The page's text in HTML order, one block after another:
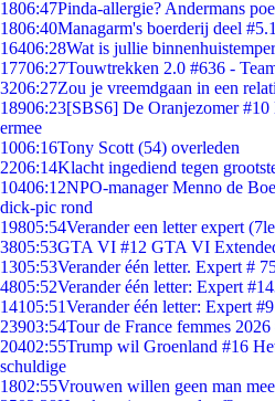
1806:47Pinda-allergie? Andermans
1806:40Managarm's boerderij deel #5.1
16406:28Wat is jullie
17706:27Touwtrekken 2.0 #636 -
3206:27Zou je vreemdgaan in een
18906:23[SBS6] De Oranjezomer #10
ermee
1006:16Tony Scott (54) overleden
2206:14Klacht ingediend tegen
10406:12NPO-manager Menno de
dick-pic rond
19805:54Verander een letter expert
3805:53GTA VI #12 GTA VI
1305:53Verander één letter. Expert #
4805:52Verander één letter: Expert
14105:51Verander één letter: Expert
23903:54Tour de France femmes
20402:55Trump wil Groenland #16
schuldige
1802:55Vrouwen willen geen man